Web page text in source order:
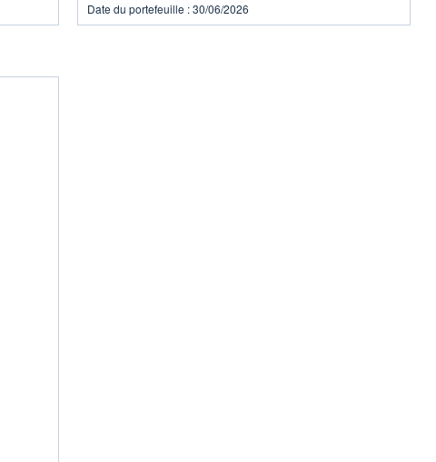
Date du portefeuille : 30/06/2026